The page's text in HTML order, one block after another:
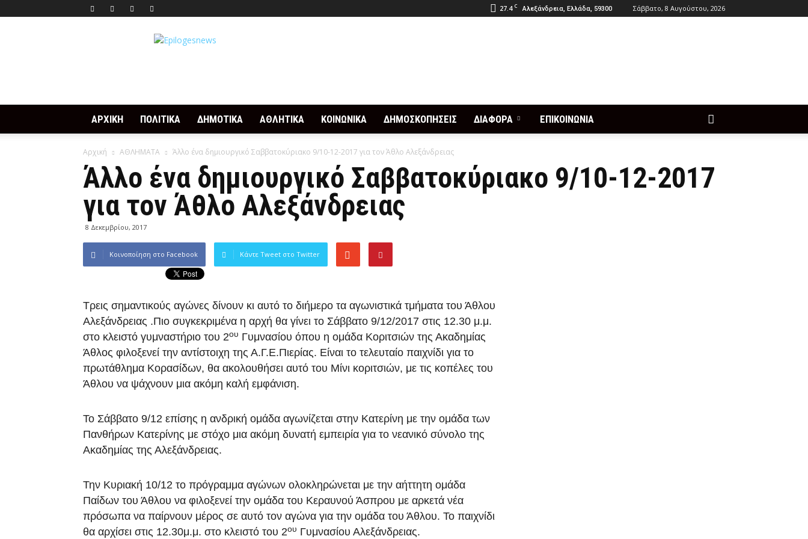
27.4 C Αλεξάνδρεια, Ελλάδα, 59300 Σάββατο, 8 Αυγούστου, 2026
Epilogesnews
ΑΡΧΙΚΗ ΠΟΛΙΤΙΚΑ ΔΗΜΟΤΙΚΑ ΑΘΛΗΤΙΚΑ ΚΟΙΝΩΝΙΚΑ ΔΗΜΟΣΚΟΠΗΣΕΙΣ ΔΙΑΦΟΡΑ ΕΠΙΚΟΙΝΩΝΙΑ
Αρχική ΑΘΛΗΜΑΤΑ Άλλο ένα δημιουργικό Σαββατοκύριακο 9/10-12-2017 για τον Άθλο Αλεξάνδρειας
Άλλο ένα δημιουργικό Σαββατοκύριακο 9/10-12-2017
για τον Άθλο Αλεξάνδρειας
8 Δεκεμβρίου, 2017
Κοινοποίηση στο Facebook Κάντε Tweet στο Twitter
Τρεις σημαντικούς αγώνες δίνουν κι αυτό το διήμερο τα αγωνιστικά τμήματα του Άθλου
Αλεξάνδρειας .Πιο συγκεκριμένα η αρχή θα γίνει το Σάββατο 9/12/2017 στις 12.30 μ.μ.
στο κλειστό γυμναστήριο του 2ου Γυμνασίου όπου η ομάδα Κοριτσιών της Ακαδημίας
Άθλος φιλοξενεί την αντίστοιχη της Α.Γ.Ε.Πιερίας. Είναι το τελευταίο παιχνίδι για το
πρωτάθλημα Κορασίδων, θα ακολουθήσει αυτό του Μίνι κοριτσιών, με τις κοπέλες του
Άθλου να ψάχνουν μια ακόμη καλή εμφάνιση.
Το Σάββατο 9/12 επίσης η ανδρική ομάδα αγωνίζεται στην Κατερίνη με την ομάδα των
Πανθήρων Κατερίνης με στόχο μια ακόμη δυνατή εμπειρία για το νεανικό σύνολο της
Ακαδημίας της Αλεξάνδρειας.
Την Κυριακή 10/12 το πρόγραμμα αγώνων ολοκληρώνεται με την αήττητη ομάδα
Παίδων του Άθλου να φιλοξενεί την ομάδα του Κεραυνού Άσπρου με αρκετά νέα
πρόσωπα να παίρνουν μέρος σε αυτό τον αγώνα για την ομάδα του Άθλου. Το παιχνίδι
θα αρχίσει στις 12.30μ.μ. στο κλειστό του 2ου Γυμνασίου Αλεξάνδρειας.